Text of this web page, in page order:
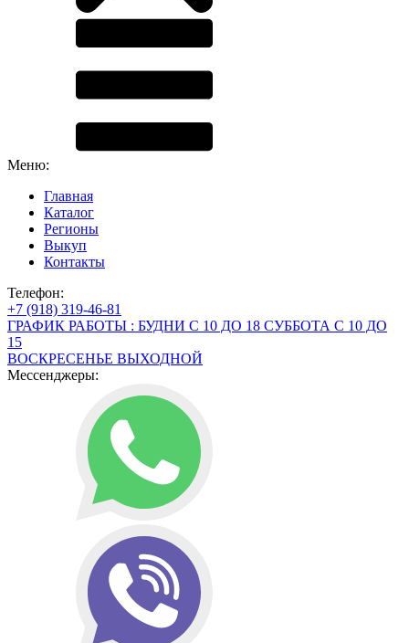
Меню:
Главная
Каталог
Регионы
Выкуп
Контакты
Телефон:
+7 (918) 319-46-81
ГРАФИК РАБОТЫ : БУДНИ С 10 ДО 18 СУББОТА С 10 ДО
15
ВОСКРЕСЕНЬЕ ВЫХОДНОЙ
Мессенджеры: